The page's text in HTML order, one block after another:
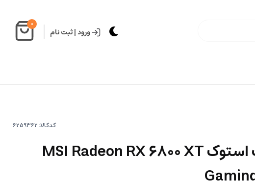
ورود|ثبت نام
0
کدکالا:
کارت گرافیک استوک MSI Radeon RX 6800 XT